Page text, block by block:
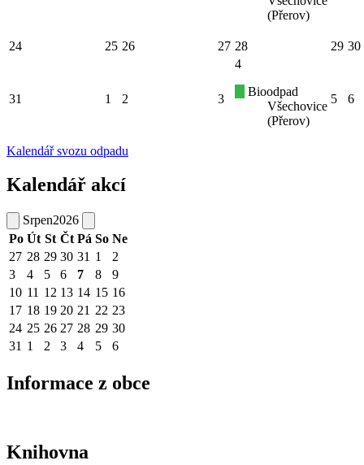
(Přerov)
24 25 26 27 28 29 30
31 1 2 3
4
Bioodpad
Všechovice
(Přerov)
5 6
Kalendář svozu odpadu
Kalendář akcí
Srpen2026
Po Út St Čt Pá So Ne
27 28 29 30 31 1
2
3
4 5 6 7 8
9
10 11 12 13 14 15 16
17 18 19 20 21 22 23
24 25 26 27 28 29 30
31 1 2 3 4 5 6
Informace z obce
Knihovna